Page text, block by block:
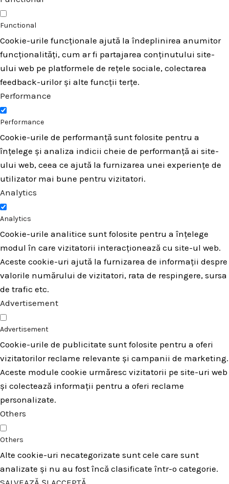
Functional
Cookie-urile funcționale ajută la îndeplinirea anumitor
funcționalități, cum ar fi partajarea conținutului site-
ului web pe platformele de rețele sociale, colectarea
feedback-urilor și alte funcții terțe.
Performance
Performance
Cookie-urile de performanță sunt folosite pentru a
înțelege și analiza indicii cheie de performanță ai site-
ului web, ceea ce ajută la furnizarea unei experiențe de
utilizator mai bune pentru vizitatori.
Analytics
Analytics
Cookie-urile analitice sunt folosite pentru a înțelege
modul în care vizitatorii interacționează cu site-ul web.
Aceste cookie-uri ajută la furnizarea de informații despre
valorile numărului de vizitatori, rata de respingere, sursa
de trafic etc.
Advertisement
Advertisement
Cookie-urile de publicitate sunt folosite pentru a oferi
vizitatorilor reclame relevante și campanii de marketing.
Aceste module cookie urmăresc vizitatorii pe site-uri web
și colectează informații pentru a oferi reclame
personalizate.
Others
Others
Alte cookie-uri necategorizate sunt cele care sunt
analizate și nu au fost încă clasificate într-o categorie.